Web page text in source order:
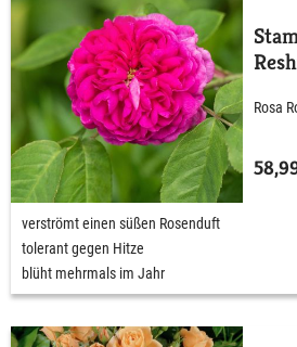
Rosa
verströmt einen süßen Rosenduft
tolerant gegen Hitze
blüht mehrmals im Jahr